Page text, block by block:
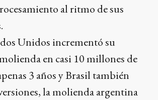
al ritmo de sus
Unidos incrementó su
en casi 10 millones de
3 años y Brasil también
la molienda argentina